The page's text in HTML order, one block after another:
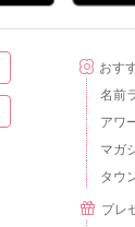
おす
名前
アワ
マガ
タウ
プレ